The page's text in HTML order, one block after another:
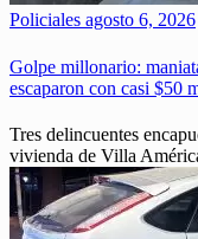
Policiales agosto 6, 2026
Golpe millonario:
escaparon con casi $50
Tres delincuentes
vivienda de Villa